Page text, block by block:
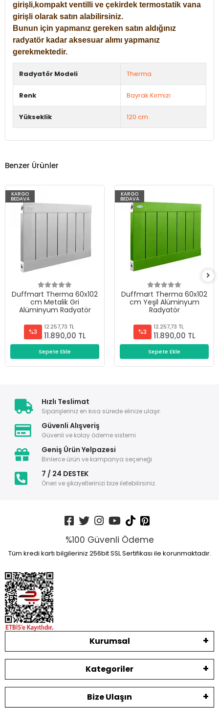
girişli,kompakt ventilli ve çekirdek termostatik vana
girişli olarak satın alabilirsiniz.
Bunun için yapmanız gereken satın aldığınız
radyatör kadar aksesuar alımı yapmanız
gerekmektedir.
Radyatör Modeli Therma
Renk Bayrak Kırmızı
Yükseklik 120 cm.
Benzer Ürünler
KARGO
BEDAVA
Duffmart Therma 60x102
cm Metalik Gri
Alüminyum Radyatör
%3
12.257,73 TL
11.890,00 TL
Sepete Ekle
KARGO
BEDAVA
Duffmart Therma 60x102
cm Yeşil Alüminyum
Radyatör
%3
12.257,73 TL
11.890,00 TL
Sepete Ekle
Hızlı Teslimat
Siparişleriniz en kısa sürede elinize ulaşır.
Güvenli Alışveriş
Güvenli ve kolay ödeme sistemi
Geniş Ürün Yelpazesi
Binlerce ürün ve kampanya seçeneği
7 / 24 DESTEK
Öneri ve şikayetlerinizi bize iletebilirsiniz.
%100 Güvenli Ödeme
Tüm kredi kartı bilgileriniz 256bit SSL Sertifikası ile korunmaktadır.
Kurumsal
Kategoriler
Bize Ulaşın